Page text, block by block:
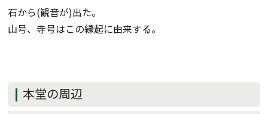
石から(観音が)出た。
山号、寺号はこの縁起に由来する。
本堂の周辺